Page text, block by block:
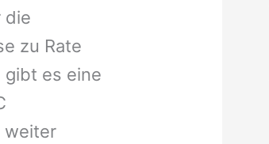
die
zu Rate
gibt es eine
weiter